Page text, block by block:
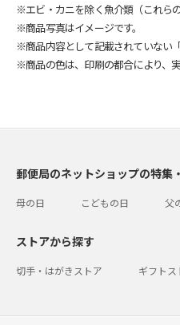
※エビ・カニを除く魚介類（これら
※商品写真はイメージです。
※商品内容として記載されていない
※商品の色は、印刷の都合により、
郵便局のネットショップの特集
母の日 こどもの日 父
ストアから探す
切手・はがきストア ギフトス